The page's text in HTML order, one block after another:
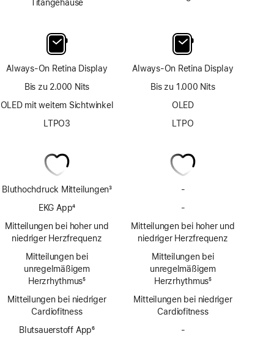
Titangehäuse
Always-On Retina Display
Bis zu 2.000 Nits
OLED mit weitem Sichtwinkel
LTPO3
Bluthochdruck Mitteilungen3
EKG App4
Mitteilungen bei hoher und
niedriger Herzfrequenz
Mitteilungen bei
unregelmäßigem
Herzrhythmus5
Mitteilungen bei niedriger
Cardio­fitness
Blutsauerstoff App6
Always-On Retina Display
Bis zu 1.000 Nits
OLED
LTPO
-
teilungen
-
App
Mitteilungen bei hoher und
niedriger Herzfrequenz
Mitteilungen bei
unregelmäßigem
Herzrhythmus5
Mitteilungen bei niedriger
Cardio­fitness
-